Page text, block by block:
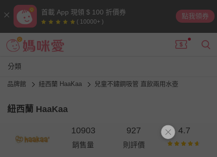
首載 App 現領 $ 100 折價券
( 10000+ )
點我領券
分類
品牌館 紐西蘭 HaaKaa 兒童不鏽鋼吸管 直飲兩用水壺
紐西蘭 HaaKaa
10903
銷售量
927
則評價
4.7